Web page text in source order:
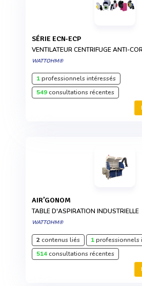
SÉRIE ECN-ECP
VENTILATEUR CENTRIFUGE ANTI-
WATTOHM®
1professionnels intéressés
549consultations récentes
AIR’GONOM
TABLE D'ASPIRATION INDUSTRIELLE
WATTOHM®
2contenus liés 1professionnels
514consultations récentes